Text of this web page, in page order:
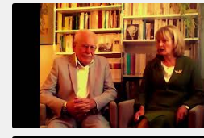
Intervista ad Alberto Eiguer